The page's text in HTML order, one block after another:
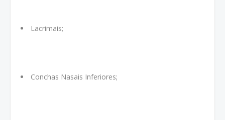
Lacrimais;
Conchas Nasais Inferiores;